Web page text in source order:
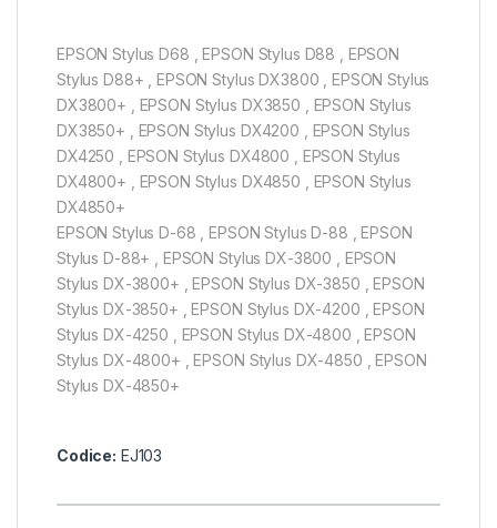
EPSON Stylus D68 , EPSON Stylus D88 , EPSON
Stylus D88+ , EPSON Stylus DX3800 , EPSON Stylus
DX3800+ , EPSON Stylus DX3850 , EPSON Stylus
DX3850+ , EPSON Stylus DX4200 , EPSON Stylus
DX4250 , EPSON Stylus DX4800 , EPSON Stylus
DX4800+ , EPSON Stylus DX4850 , EPSON Stylus
DX4850+
EPSON Stylus D-68 , EPSON Stylus D-88 , EPSON
Stylus D-88+ , EPSON Stylus DX-3800 , EPSON
Stylus DX-3800+ , EPSON Stylus DX-3850 , EPSON
Stylus DX-3850+ , EPSON Stylus DX-4200 , EPSON
Stylus DX-4250 , EPSON Stylus DX-4800 , EPSON
Stylus DX-4800+ , EPSON Stylus DX-4850 , EPSON
Stylus DX-4850+
Codice: EJ103